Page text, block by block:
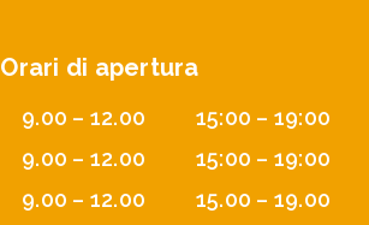
Orari di apertura
9.00 – 12.00
15:00 – 19:00
9.00 – 12.00
15:00 – 19:00
9.00 – 12.00
15.00 – 19.00